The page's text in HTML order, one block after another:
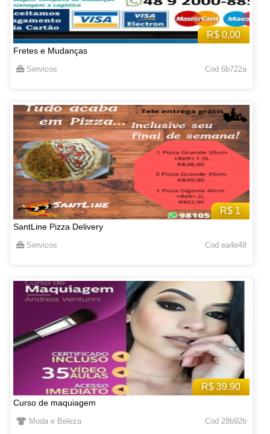
R$ 0,00
Fretes e Mudanças
Servicos Cod 6b722a
R$ 1
SantLine Pizza Delivery
Servicos Cod ea4e48
R$ 39.90
Curso de maquiagem
Moda e Beleza Cod 28b92b